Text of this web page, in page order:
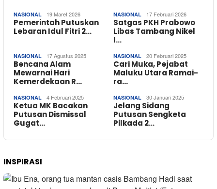
NASIONAL 19 Maret 2026
Pemerintah Putuskan
Lebaran Idul Fitri 2…
NASIONAL 17 Februari 2026
Satgas PKH Prabowo
Libas Tambang Nikel
I…
NASIONAL 17 Agustus 2025
Bencana Alam
Mewarnai Hari
Kemerdekaan R…
NASIONAL 20 Februari 2025
Cari Muka, Pejabat
Maluku Utara Ramai-
ra…
NASIONAL 4 Februari 2025
Ketua MK Bacakan
Putusan Dismissal
Gugat…
NASIONAL 30 Januari 2025
Jelang Sidang
Putusan Sengketa
Pilkada 2…
INSPIRASI